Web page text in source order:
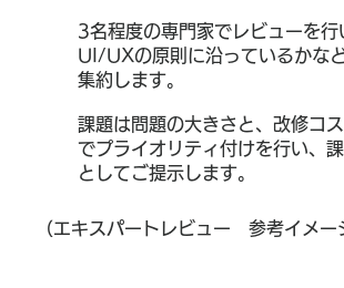
3名程度の専門家でレビューを行
UI/UXの原則に沿っているかな
集約します。
課題は問題の大きさと、改修コ
でプライオリティ付けを行い、
としてご提示します。
（​エキスパートレビュー 参考イメー